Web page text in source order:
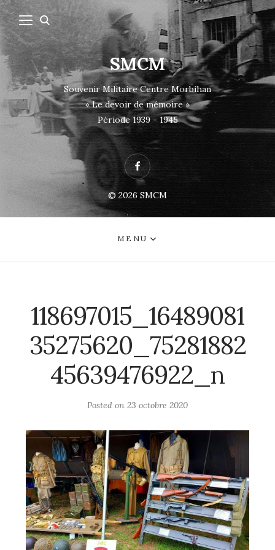
SMCM
Souvenir Militaire Centre Morbihan
« Le devoir de mémoire »
Période 1939 - 1945
Facebook
© 2026 SMCM
MENU
118697015_16489081
35275620_75281882
45639476922_n
Posted on 23 octobre 2020